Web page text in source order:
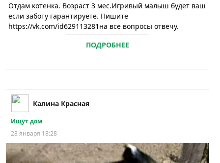
Отдам котенка. Возраст 3 мес.Игривый малыш будет ваш
если заботу гарантируете. Пишите
https://vk.com/id629113281на все вопросы отвечу.
ПОДРОБНЕЕ
Калина Красная
Ищут дом
28 января 18:28